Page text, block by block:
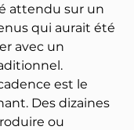
attendu sur un
qui aurait été
avec un
est le
Des dizaines
ou